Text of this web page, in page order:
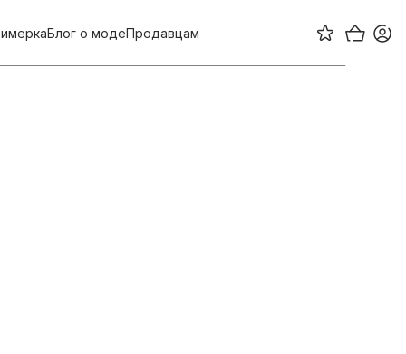
Блог о модеПродавцам